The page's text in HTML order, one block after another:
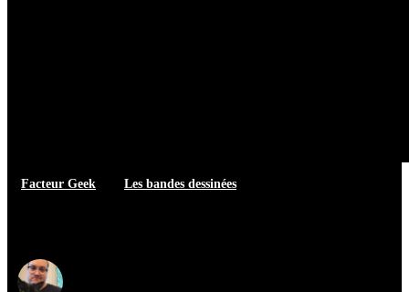
Facteur Geek Les bandes dessinées